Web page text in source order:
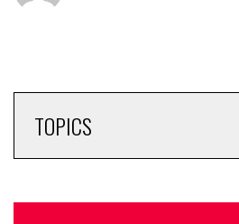
Pidcock
TOPICS